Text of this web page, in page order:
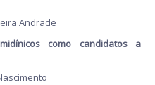
Andrade
como candidatos a